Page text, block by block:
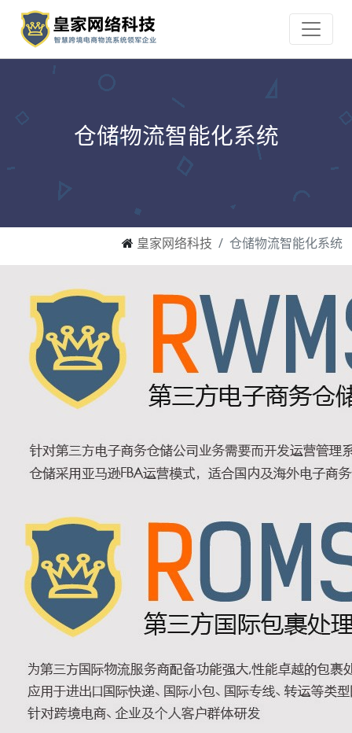
仓储物流智能化系统
皇家网络科技 仓储物流智能化系统